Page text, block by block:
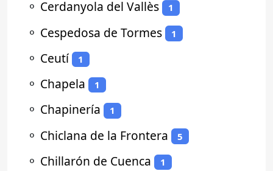
⚬ Cerdanyola del Vallès 1
⚬ Cespedosa de Tormes 1
⚬ Ceutí 1
⚬ Chapela 1
⚬ Chapinería 1
⚬ Chiclana de la Frontera 5
⚬ Chillarón de Cuenca 1